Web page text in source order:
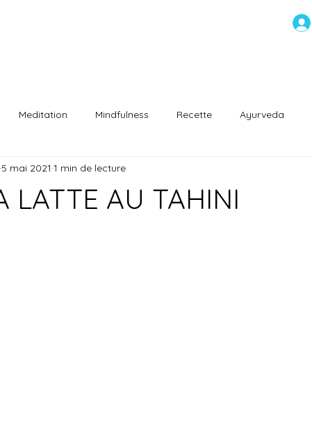
Meditation Mindfulness Recette Ayurveda
saine
LATTE AU TAHINI
5 mai 2021 1 min de lecture